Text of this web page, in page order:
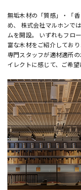
無垢木材の「質感」・「
め、 株式会社マルホンで
ムを開設。 いずれもフロ
富な木材をご紹介しており
専門スタッフが適材適所
イレクトに感じて、ご希